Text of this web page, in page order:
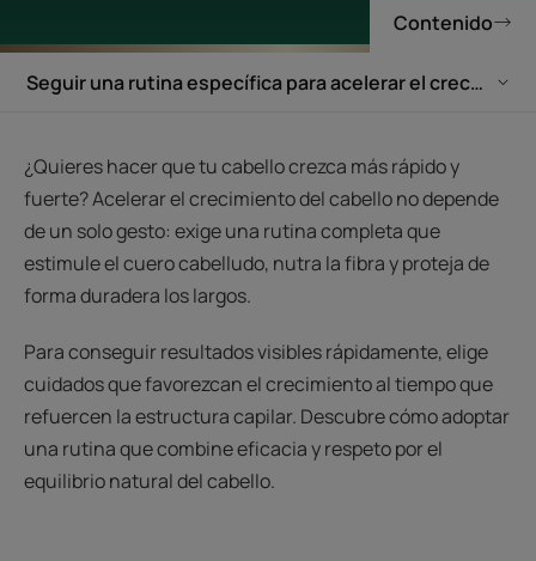
Contenido
Seguir una rutina específica para acelerar el
¿Quieres hacer que tu cabello crezca más rápido y
fuerte? Acelerar el crecimiento del cabello no depende
de un solo gesto: exige una rutina completa que
estimule el cuero cabelludo, nutra la fibra y proteja de
forma duradera los largos.
Para conseguir resultados visibles rápidamente, elige
cuidados que favorezcan el crecimiento al tiempo que
refuercen la estructura capilar. Descubre cómo adoptar
una rutina que combine eficacia y respeto por el
equilibrio natural del cabello.